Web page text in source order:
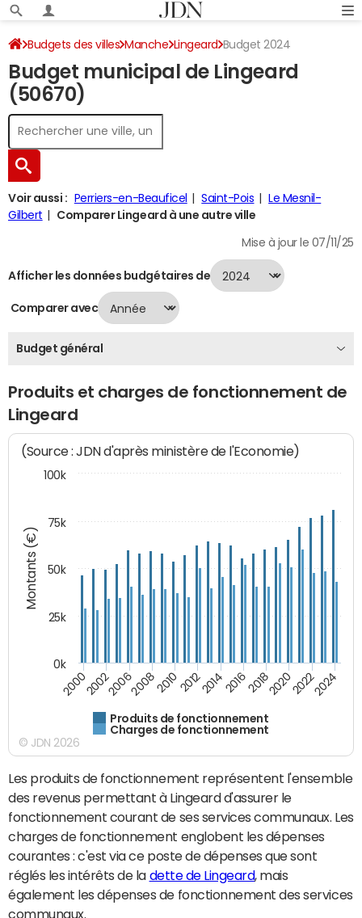
Budgets des villes Manche Lingeard Budget 2024
Budget municipal de Lingeard
(50670)
Voir aussi : Perriers-en-Beauficel Saint-Pois
Le Mesnil-
Gilbert
Comparer Lingeard à une autre ville
Mise à jour le 07/11/25
Afficher les données budgétaires de
Comparer avec
Budget général
Produits et charges de fonctionnement de
Lingeard
Montants (€)
(Source : JDN d'après ministère de l'Economie)
Produits de fonctionnement
Charges de fonctionnement
200020022006200820102012201420162018202020222024
0k
25k
50k
75k
100k
© JDN 2026
Les produits de fonctionnement représentent l'ensemble
des revenus permettant à Lingeard d'assurer le
fonctionnement courant de ses services communaux. Les
charges de fonctionnement englobent les dépenses
courantes : c'est via ce poste de dépenses que sont
réglés les intérêts de la dette de Lingeard, mais
également les dépenses de fonctionnement des services
communaux.